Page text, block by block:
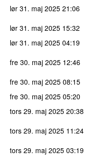
lør 31. maj 2025 21:06
lør 31. maj 2025 15:32
lør 31. maj 2025 04:19
fre 30. maj 2025 12:46
fre 30. maj 2025 08:15
fre 30. maj 2025 05:20
tors 29. maj 2025 20:38
tors 29. maj 2025 11:24
tors 29. maj 2025 03:19